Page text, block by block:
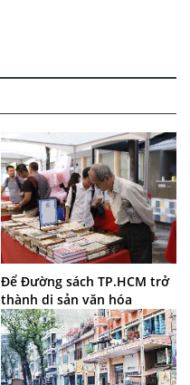
Để Đường sách TP.HCM trở
thành di sản văn hóa